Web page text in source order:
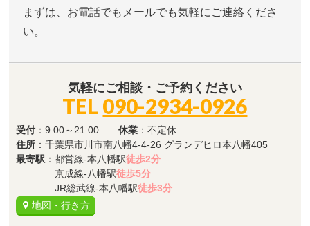
まずは、お電話でもメールでも気軽にご連絡くださ
い。
気軽にご相談・ご予約ください
TEL 090-2934-0926
受付 ：9:00～21:00休業 ：不定休
住所 ：千葉県市川市南八幡4-4-26 グランデヒロ本八幡405
最寄駅 ：都営線-本八幡駅徒歩2分
京成線-八幡駅徒歩5分
JR総武線-本八幡駅徒歩3分
地図・行き方